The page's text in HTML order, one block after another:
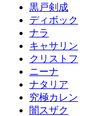
黒戸剣成
ディボック
ナラ
キャサリン
クリストフ
ニーナ
ナタリア
究極カレン
闇スザク